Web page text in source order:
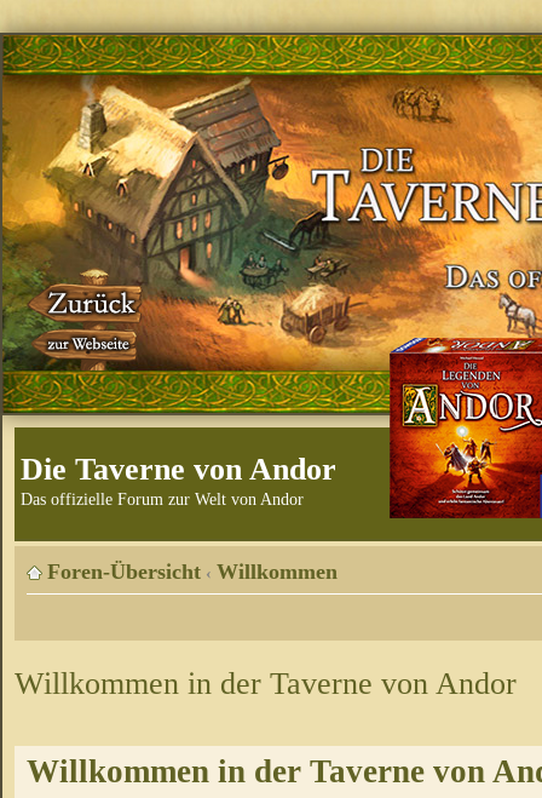
Die Taverne von Andor
Das offizielle Forum zur Welt von Andor
Foren-Übersicht ‹ Willkommen
Willkommen in der Taverne von Andor
Willkommen in der Taverne von